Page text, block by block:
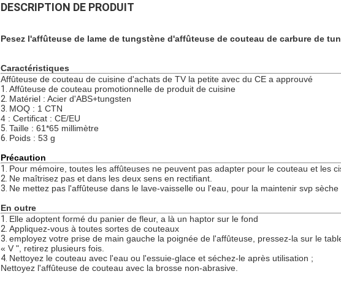
DESCRIPTION DE PRODUIT
Pesez l'affûteuse de lame de tungstène d'affûteuse de couteau de carbure de
Caractéristiques
Affûteuse de couteau de cuisine d'achats de TV la petite avec du CE a approuvé
1. Affûteuse de couteau promotionnelle de produit de cuisine
2. Matériel : Acier d'ABS+tungsten
3. MOQ : 1 CTN
4 : Certificat : CE/EU
5. Taille : 61*65 millimètre
6. Poids : 53 g
Précaution
1. Pour mémoire, toutes les affûteuses ne peuvent pas adapter pour le couteau et les
2. Ne maîtrisez pas et dans les deux sens en rectifiant.
3. Ne mettez pas l'affûteuse dans le lave-vaisselle ou l'eau, pour la maintenir svp sèche
En outre
1. Elle adoptent formé du panier de fleur, a là un haptor sur le fond
2. Appliquez-vous à toutes sortes de couteaux
3. employez votre prise de main gauche la poignée de l'affûteuse, pressez-la sur le
« V ", retirez plusieurs fois.
4. Nettoyez le couteau avec l'eau ou l'essuie-glace et séchez-le après utilisation ;
Nettoyez l'affûteuse de couteau avec la brosse non-abrasive.